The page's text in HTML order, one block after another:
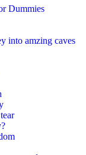
Dummies
into amzing caves